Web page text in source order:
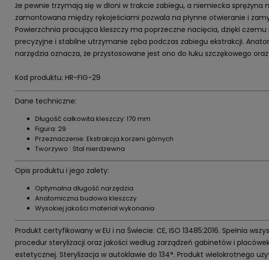
że pewnie trzymają się w dłoni w trakcie zabiegu, a niemiecka sprężyna
zamontowana między rękojeściami pozwala na płynne otwieranie i
Powierzchnia pracująca kleszczy ma poprzeczne nacięcia, dzięki czemu
precyzyjne i stabilne utrzymanie zęba podczas zabiegu ekstrakcji.
narzędzia oznacza, że przystosowane jest ono do łuku szczękowego
Kod produktu: HR-FIG-29
Dane techniczne:
Długość całkowita kleszczy: 170 mm
Figura: 29
Przeznaczenie: Ekstrakcja korzeni górnych
Tworzywo : Stal nierdzewna
Opis produktu i jego zalety:
Optymalna długość narzędzia
Anatomiczna budowa kleszczy
Wysokiej jakości materiał wykonania
Produkt certyfikowany w EU i na Świecie: CE, ISO 13485:2016. Spełnia
procedur sterylizacji oraz jakości według zarządzeń gabinetów i
estetycznej. Sterylizacja w autoklawie do 134°. Produkt wielokrotnego